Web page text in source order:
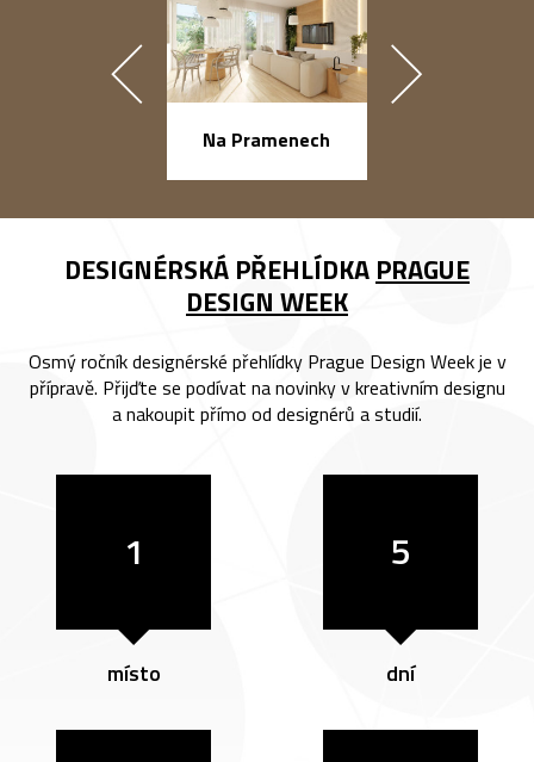
Na Pramenech
DESIGNÉRSKÁ PŘEHLÍDKA PRAGUE
DESIGN WEEK
Osmý ročník designérské přehlídky Prague Design Week je v
přípravě. Přijďte se podívat na novinky v kreativním designu
a nakoupit přímo od designérů a studií.
1
místo
5
dní